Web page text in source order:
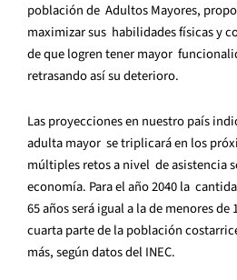
población de Adultos Mayores,
maximizar sus habilidades físicas y
de que logren tener mayor
retrasando así su deterioro.
Lasproyecciones en nuestro país
adulta mayor se triplicará en los
múltiples retos a nivel de asistencia
economía. Para el año 2040 la
65 años será igual a la de menores de
cuarta parte de la población
más,según datos del INEC.